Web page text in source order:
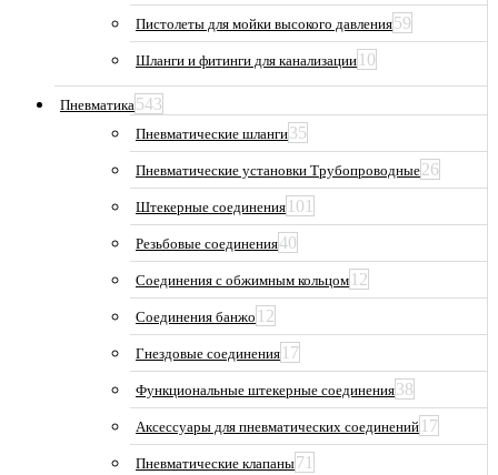
Пистолеты для мойки высокого давления59
Шланги и фитинги для канализации 10
Пневматика543
Пневматические шланги35
Пневматические установки Трубопроводные26
Штекерные соединения 101
Резьбовые соединения40
Соединения с обжимным кольцом 12
Соединения банжо 12
Гнездовые соединения 17
Функциональные штекерные соединения38
Аксессуары для пневматических соединений 17
Пневматические клапаны71